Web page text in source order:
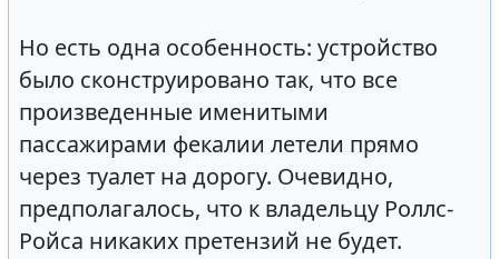
Но есть одна особенность: устройство
было сконструировано так, что все
произведенные именитыми
пассажирами фекалии летели прямо
через туалет на дорогу. Очевидно,
предполагалось, что к владельцу Роллс-
Ройса никаких претензий не будет.